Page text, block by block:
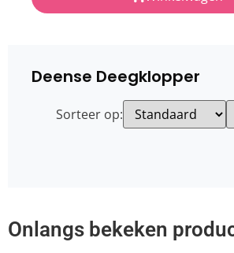
Deense Deegklopper
Sorteer op:
Onlangs bekeken